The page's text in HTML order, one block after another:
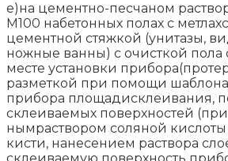
е)на цементно-песчаном
М100 набетонных полах с
цементной стяжкой (унитазы,
ножные ванны) с очисткой пола
месте установки
разметкой при помощи
прибора площадисклеивания,
склеиваемых поверхностей
нымраствором соляной
кисти, нанесением раствора